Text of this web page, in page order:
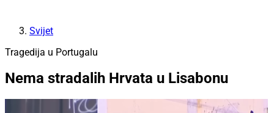
Svijet
Tragedija u Portugalu
Nema stradalih Hrvata u Lisabonu